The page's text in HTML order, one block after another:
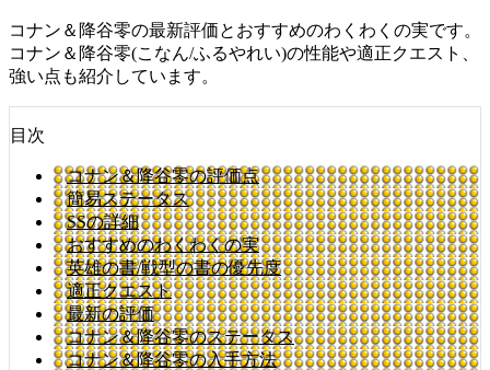
コナン＆降谷零の最新評価とおすすめのわくわくの実です。
コナン＆降谷零(こなん/ふるやれい)の性能や適正クエスト、
強い点も紹介しています。
目次
コナン＆降谷零の評価点
簡易ステータス
SSの詳細
おすすめのわくわくの実
英雄の書/戦型の書の優先度
適正クエスト
最新の評価
コナン＆降谷零のステータス
コナン＆降谷零の入手方法